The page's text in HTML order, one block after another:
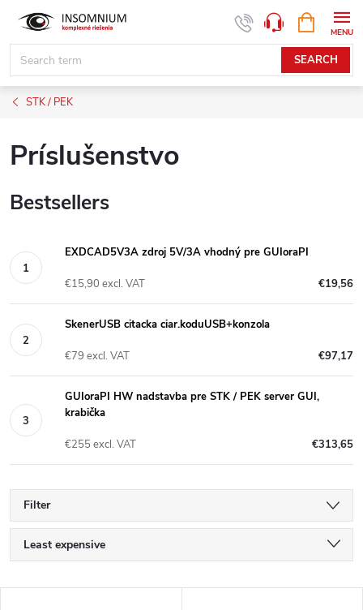
content
SEARCH
CART
STK / PEK
Príslušenstvo
Bestsellers
EXDCAD5V3A zdroj 5V/3A vhodný pre GUIoraPI
€19,56
€15,90 excl. VAT
SkenerUSB citacka ciar.koduUSB+konzola
€97,17
€79 excl. VAT
GUIoraPI HW nadstavba pre STK / PEK server GUI,
krabička
€313,65
€255 excl. VAT
Filter
P
r
Least expensive
www.insomnium.sk - Chat